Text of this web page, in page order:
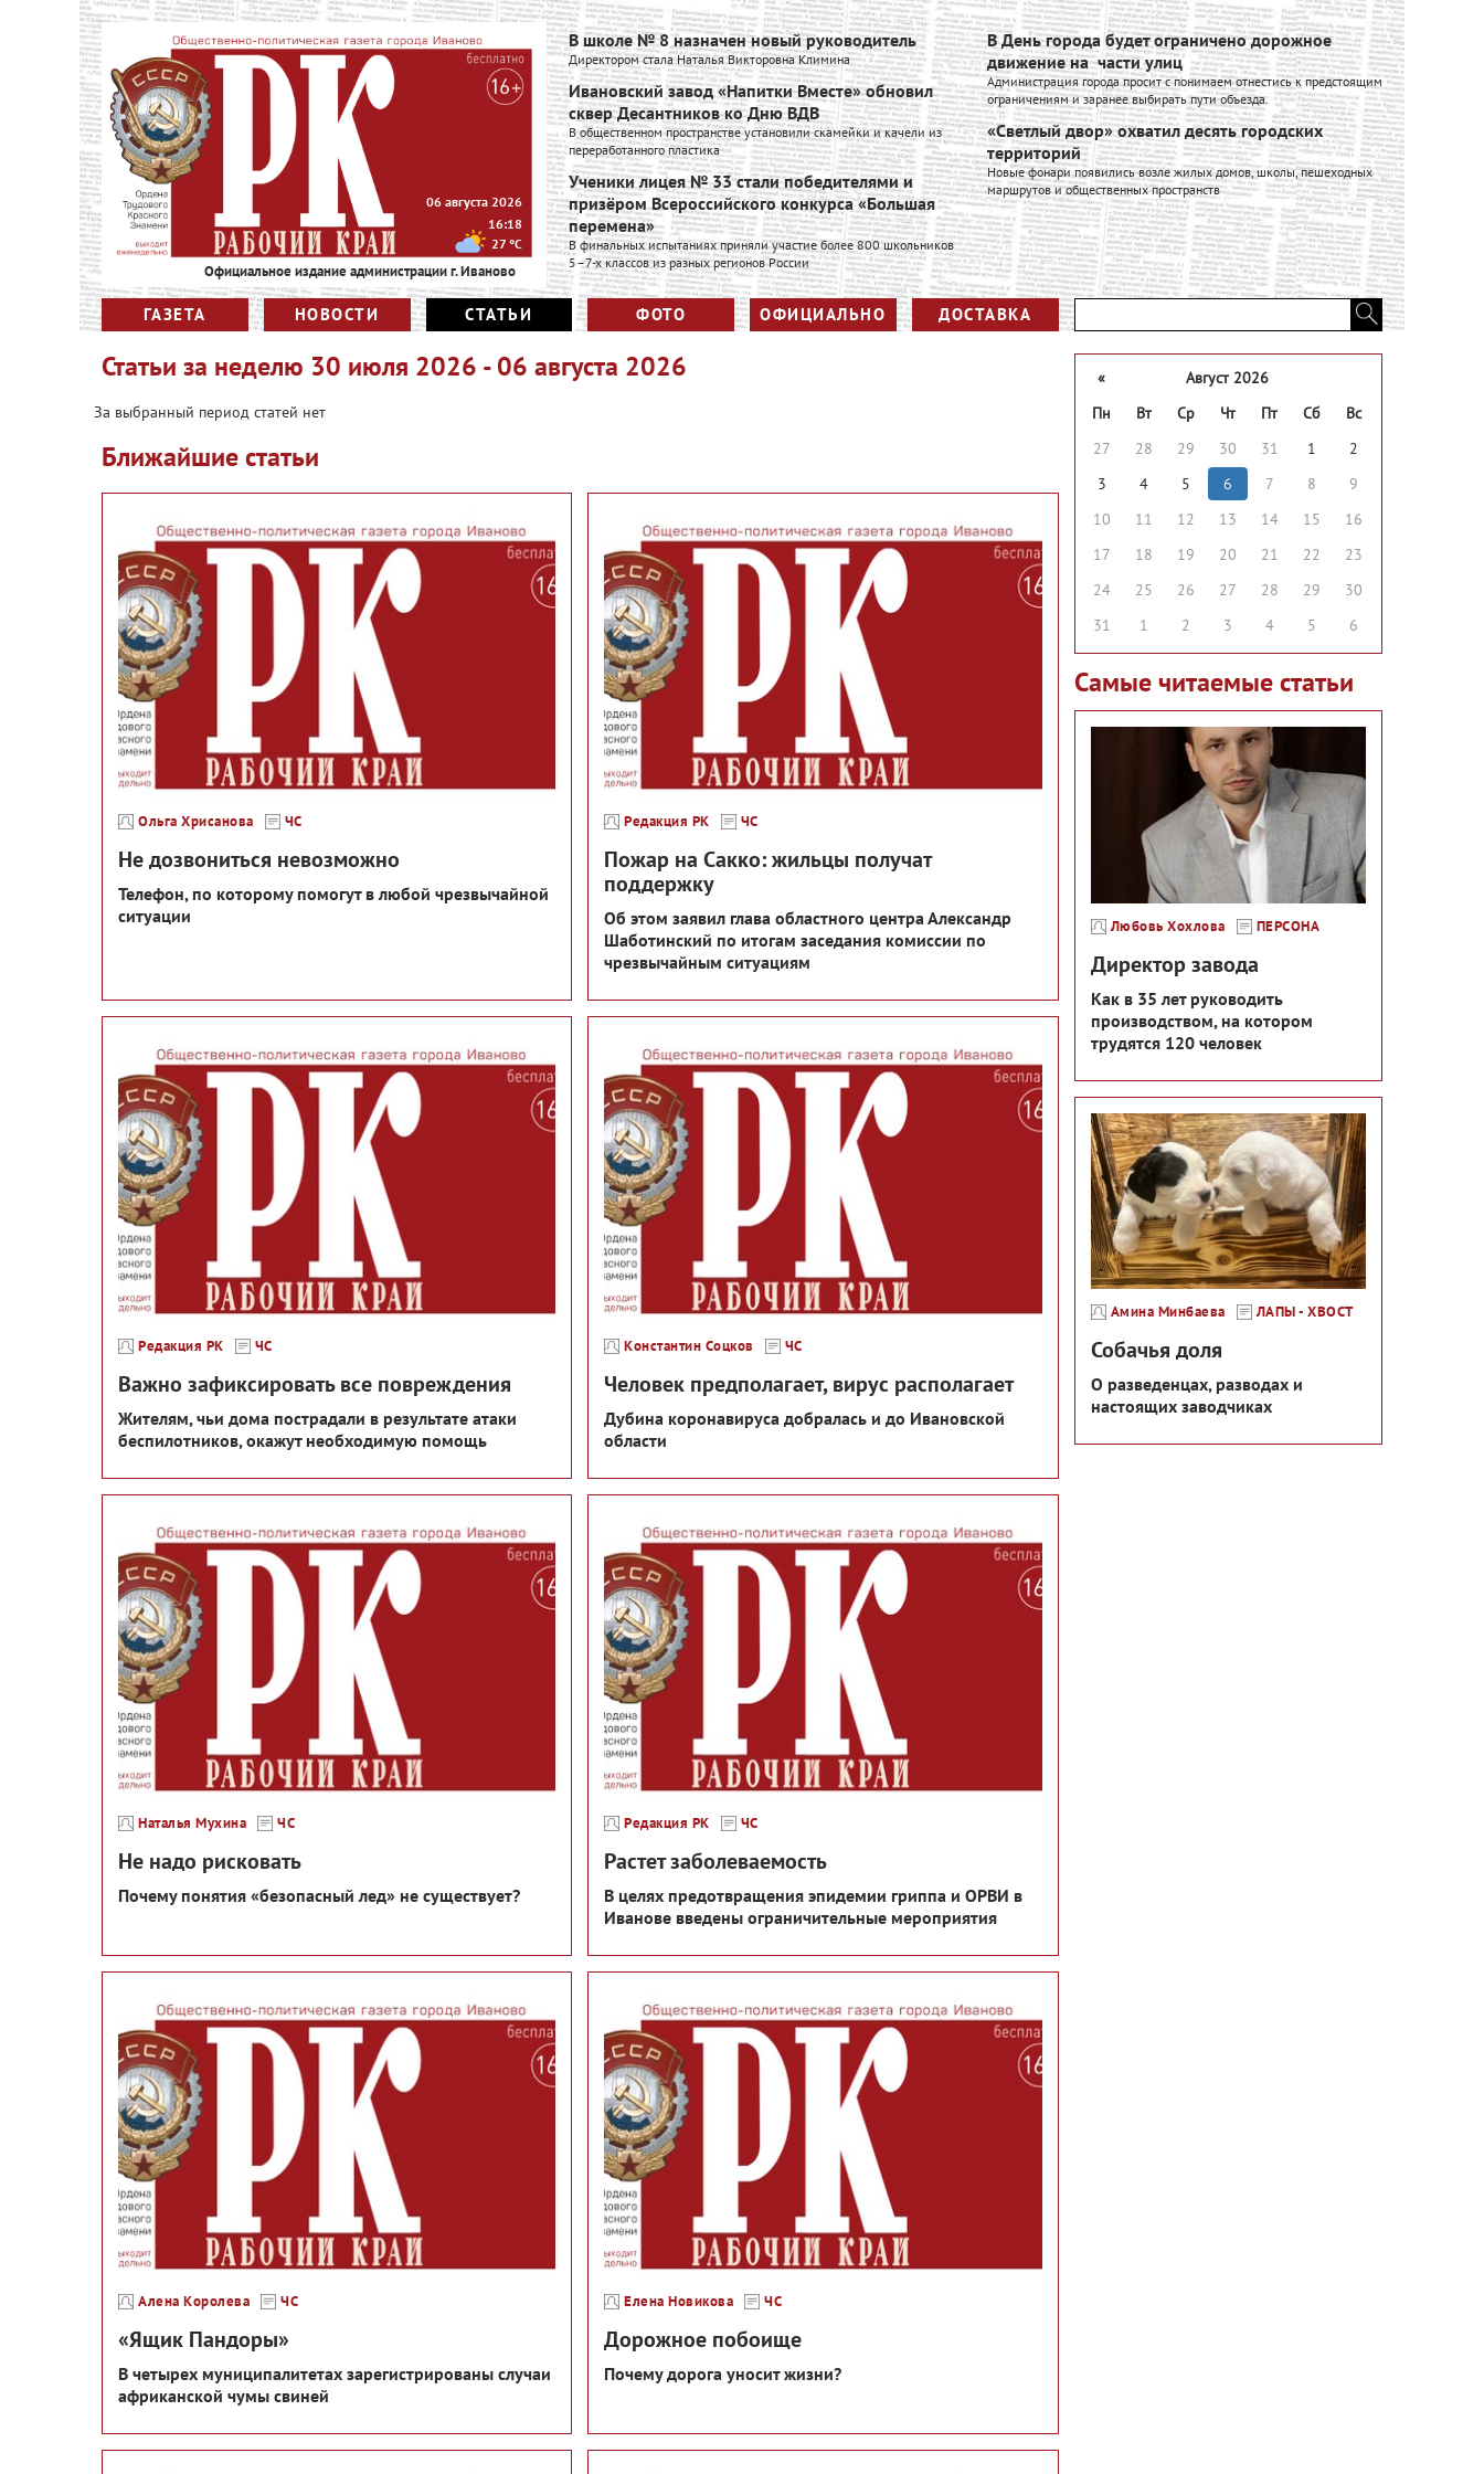
Официальное издание администрации г. Иваново
06 августа 2026
16:18
27°C
В школе № 8 назначен новый руководитель
Директором стала Наталья Викторовна Климина
Ивановский завод «Напитки Вместе» обновил
сквер Десантников ко Дню ВДВ
В общественном пространстве установили скамейки и качели из
переработанного пластика
Ученики лицея № 33 стали победителями и
призёром Всероссийского конкурса «Большая
перемена»
В финальных испытаниях приняли участие более 800 школьников
5–7-х классов из разных регионов России
В День города будет ограничено дорожное
движение на части улиц
Администрация города просит с понимаем отнестись к предстоящим
ограничениям и заранее выбирать пути объезда.
«Светлый двор» охватил десять городских
территорий
Новые фонари появились возле жилых домов, школы, пешеходных
маршрутов и общественных пространств
ГАЗЕТА НОВОСТИ СТАТЬИ ФОТО ОФИЦИАЛЬНО ДОСТАВКА
Статьи за неделю 30 июля 2026 - 06 августа 2026
За выбранный период статей нет
Ближайшие статьи
Ольга Хрисанова ЧС
Не дозвониться невозможно
Телефон, по которому помогут в любой чрезвычайной
ситуации
Редакция РК ЧС
Пожар на Сакко: жильцы получат
поддержку
Об этом заявил глава областного центра Александр
Шаботинский по итогам заседания комиссии по
чрезвычайным ситуациям
Редакция РК ЧС
Важно зафиксировать все повреждения
Жителям, чьи дома пострадали в результате атаки
беспилотников, окажут необходимую помощь
Константин Соцков ЧС
Человек предполагает, вирус располагает
Дубина коронавируса добралась и до Ивановской
области
Наталья Мухина ЧС
Не надо рисковать
Почему понятия «безопасный лед» не существует?
Редакция РК ЧС
Растет заболеваемость
В целях предотвращения эпидемии гриппа и ОРВИ в
Иванове введены ограничительные мероприятия
Алена Королева ЧС
«Ящик Пандоры»
В четырех муниципалитетах зарегистрированы случаи
африканской чумы свиней
Елена Новикова ЧС
Дорожное побоище
Почему дорога уносит жизни?
«
Август 2026
Пн
Вт Ср Чт Пт Сб
Вс
27
28 29 30 31 1
2
3
4 5 6 7 8
9
10
11 12 13 14 15
16
17
18 19 20 21 22
23
24
25 26 27 28 29
30
31
1 2 3 4 5 6
Самые читаемые статьи
Любовь Хохлова ПЕРСОНА
Директор завода
Как в 35 лет руководить
производством, на котором
трудятся 120 человек
Амина Минбаева ЛАПЫ - ХВОСТ
Собачья доля
О разведенцах, разводах и
настоящих заводчиках